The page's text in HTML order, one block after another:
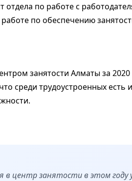
отдела по работе с
по обеспечению
занятости Алматы за 2020
среди трудоустроенных есть
в центр занятости в этом году